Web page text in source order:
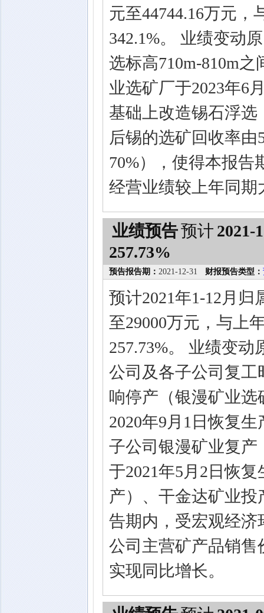
元至44744.16万元，
342.1%。 业绩变动
选标高710m-810m
业选矿厂于2023年6
基础上改造锡石浮选
后锡的选矿回收率由
70%），使得本报告
经营业绩较上年同期
业绩预告预计 2021-
257.73%
预告报告期： 2021-12-31 财报预告类型：
预计2021年1-12月
至29000万元，与上
257.73%。 业绩变
公司及各子公司复工
响停产（银漫矿业选
2020年9月1日恢复
子公司银漫矿业复产
于2021年5月2日恢
产）、干金达矿业
告期内，受宏观经
公司主营矿产品销
实现同比增长。